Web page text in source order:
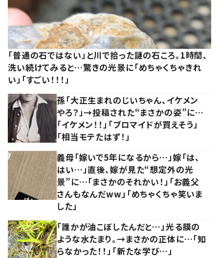
「普通の石ではない」と川で拾った謎の石ころ。1時間、
洗い続けてみると…驚きの光景に「めちゃくちゃきれ
い」「すごい！！！」
孫「大正生まれのじいちゃん、イケメン
やろ？」→投稿された“まさかの姿”に…
「イケメン！！」「ブロマイドが買えそう」
「相当モテたはず！」
義母「嫁いで5年になるから…」嫁「は、
はい…」直後、嫁が見た“想定外の光
景”に…「まさかのそれかい！」「お義父
さんもなんだww」「めちゃくちゃ笑いま
した」
「誰かが油こぼしたんだと…」光る膜の
ような水たまり。→まさかの正体に…「知
らなかった！！」「新たな学び…」